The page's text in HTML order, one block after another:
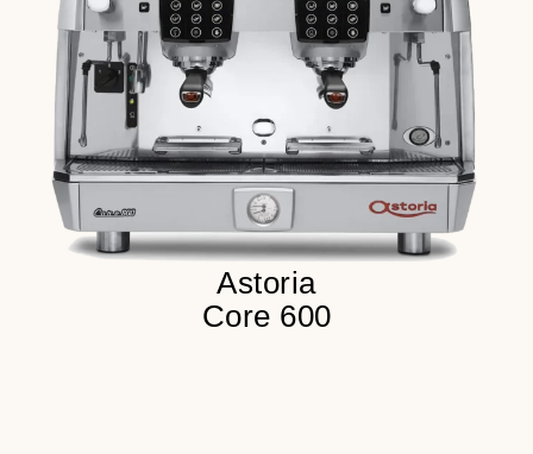
Astoria
Core 600
Медный разборный бойлер
Детальнее